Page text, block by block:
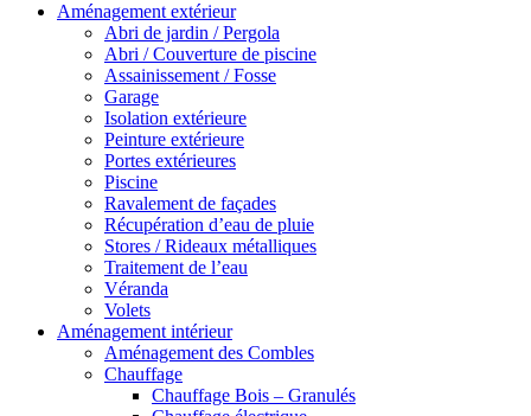
Aménagement extérieur
Abri de jardin / Pergola
Abri / Couverture de piscine
Assainissement / Fosse
Garage
Isolation extérieure
Peinture extérieure
Portes extérieures
Piscine
Ravalement de façades
Récupération d’eau de pluie
Stores / Rideaux métalliques
Traitement de l’eau
Véranda
Volets
Aménagement intérieur
Aménagement des Combles
Chauffage
Chauffage Bois – Granulés